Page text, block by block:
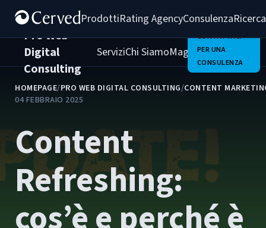
ProdottiRating AgencyConsulenza
Pro Web
Digital
Consulting
ServiziChi SiamoMagazineClienti
CONTATTACI
PER UNA
CONSULENZA
HOMEPAGE/PRO WEB DIGITAL CONSULTING/CONTENT
04 FEBBRAIO 2025
Content
Refreshing: